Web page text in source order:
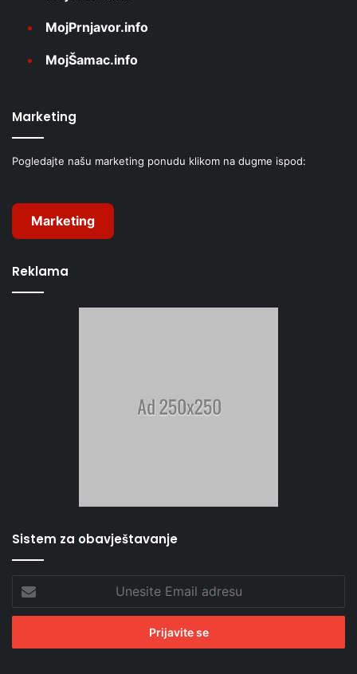
MojPrnjavor.info
MojŠamac.info
Marketing
Pogledajte našu marketing ponudu klikom na dugme ispod:
Marketing
Reklama
Sistem za obavještavanje
Email
adresu